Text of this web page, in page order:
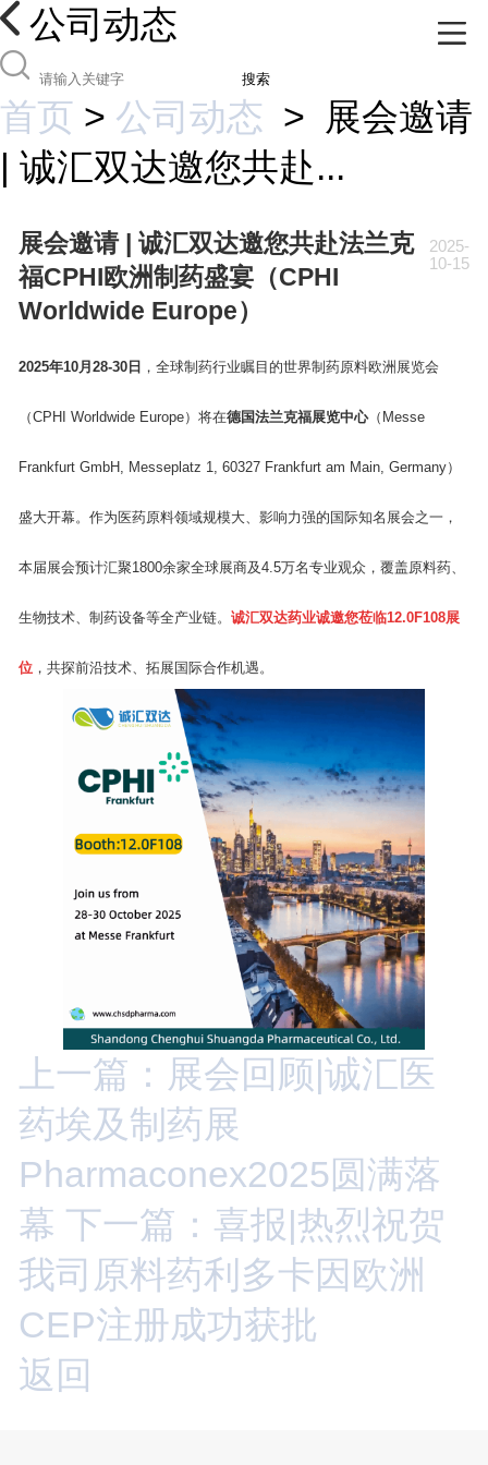
公司动态
搜索
首页 > 公司动态 >
展会邀请
| 诚汇双达邀您共赴...
展会邀请 | 诚汇双达邀您共赴法兰克
福CPHI欧洲制药盛宴（CPHI
Worldwide Europe）
2025-
10-15
2025年10月28-30日 ，全球制药行业瞩目的世界制药原料欧洲展览会
（CPHI Worldwide Europe）将在德国法兰克福展览中心（Messe
Frankfurt GmbH, Messeplatz 1, 60327 Frankfurt am Main, Germany）
盛大开幕。作为医药原料领域规模大、影响力强的国际知名展会之一，
本届展会预计汇聚1800余家全球展商及4.5万名专业观众，覆盖原料药、
生物技术、制药设备等全产业链。 诚汇双达药业诚邀您莅临12.0F108展
位，共探前沿技术、拓展国际合作机遇。
上一篇：展会回顾|诚汇医
药埃及制药展
Pharmaconex2025圆满落
幕 下一篇：喜报|热烈祝贺
我司原料药利多卡因欧洲
CEP注册成功获批
返回